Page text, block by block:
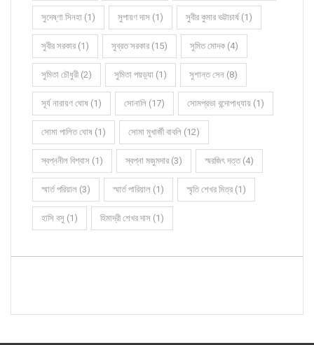
সুদেষ্ণা সিনহা (1) সুপায়ণ দাস (1) সুবীর কুমার ভট্টাচার্য (1)
সুবীর সরকার (1) সুব্রত সরকার (15) সুমিত মোদক (4)
সুমিতা চৌধুরী (2) সুমিতা পয়ড়্যা (1) সুশান্ত সেন (8)
সূর্য নারায়ণ ঘোষ (1) সোনালি (17) সোমপ্রভা বন্দোপাধ্যায় (1)
সোমা পালিত ঘোষ (1) সোমা মুখার্জী বাবলি (12)
স্বপ্ননীল বিশ্বাস (1) স্বপ্না মজুমদার (3) স্মরজিৎ দত্ত (4)
স্মার্ত পরিয়াল (3) স্মার্ত পারিয়াল (1) স্মৃতি শেখর মিত্র (1)
হাসি বসু (1) হিমাদ্রী শেখর দাস (1)